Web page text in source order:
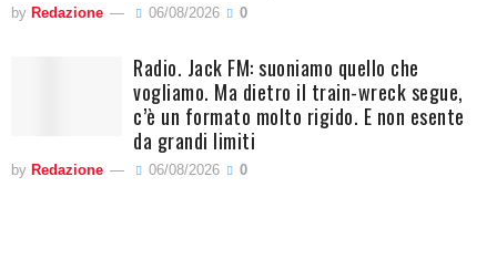
by Redazione 06/08/2026 0
Radio. Jack FM: suoniamo quello che
vogliamo. Ma dietro il train-wreck segue,
c’è un formato molto rigido. E non esente
da grandi limiti
by Redazione 06/08/2026 0